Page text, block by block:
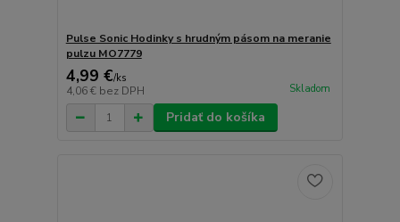
Pulse Sonic Hodinky s hrudným pásom na meranie
pulzu MO7779
4,99 €/ks
4,06 € bez DPH Skladom
Pridať do košíka